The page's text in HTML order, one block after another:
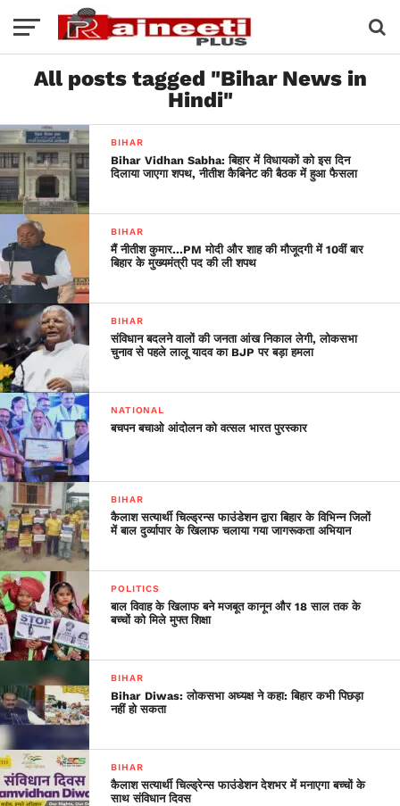
All posts tagged "Bihar News in
Hindi"
BIHAR
Bihar Vidhan Sabha: बिहार में विधायकों को इस दिन
दिलाया जाएगा शपथ, नीतीश कैबिनेट की बैठक में हुआ फैसला
BIHAR
मैं नीतीश कुमार…PM मोदी और शाह की मौजूदगी में 10वीं बार
बिहार के मुख्यमंत्री पद की ली शपथ
BIHAR
संविधान बदलने वालों की जनता आंख निकाल लेगी, लोकसभा
चुनाव से पहले लालू यादव का BJP पर बड़ा हमला
NATIONAL
बचपन बचाओ आंदोलन को वत्सल भारत पुरस्कार
BIHAR
कैलाश सत्यार्थी चिल्ड्रन्स फाउंडेशन द्वारा बिहार के विभिन्न जिलों
में बाल दुर्व्यापार के खिलाफ चलाया गया जागरूकता अभियान
POLITICS
बाल विवाह के खिलाफ बने मजबूत कानून और 18 साल तक के
बच्चों को मिले मुफ्त शिक्षा
BIHAR
Bihar Diwas: लोकसभा अध्यक्ष ने कहा: बिहार कभी पिछड़ा
नहीं हो सकता
BIHAR
कैलाश सत्यार्थी चिल्‍ड्रेन्‍स फाउंडेशन देशभर में मनाएगा बच्चों के
साथ संविधान दिवस